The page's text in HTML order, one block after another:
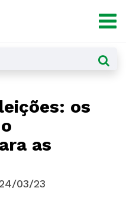
×
os
as
03/23